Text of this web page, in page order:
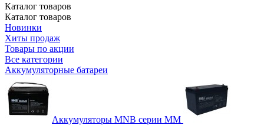
Каталог товаров
Каталог товаров
Новинки
Хиты продаж
Товары по акции
Все категории
Аккумуляторные батареи
Аккумуляторы MNB серии MM